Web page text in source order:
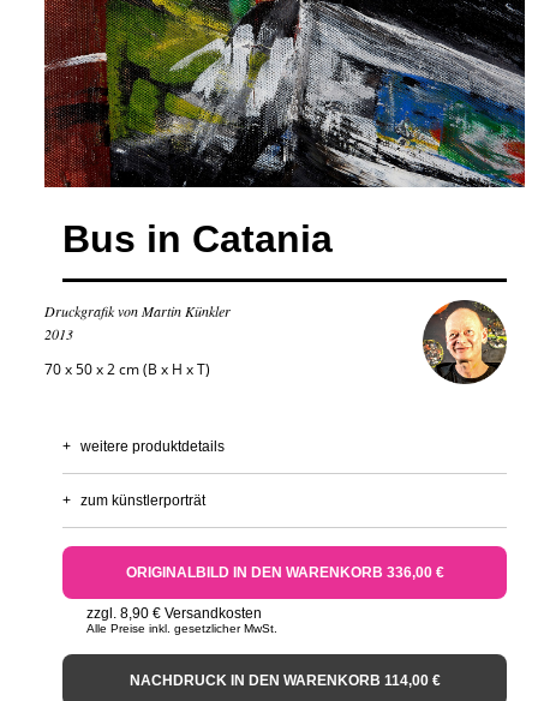
Bus in Catania
Druckgrafik von Martin Künkler
2013
70 x 50 x 2 cm (B x H x T)
+ weitere produktdetails
+ zum künstlerporträt
ORIGINALBILD IN DEN WARENKORB 336,00 €
zzgl. 8,90 € Versandkosten
Alle Preise inkl. gesetzlicher MwSt.
NACHDRUCK IN DEN WARENKORB 114,00 €